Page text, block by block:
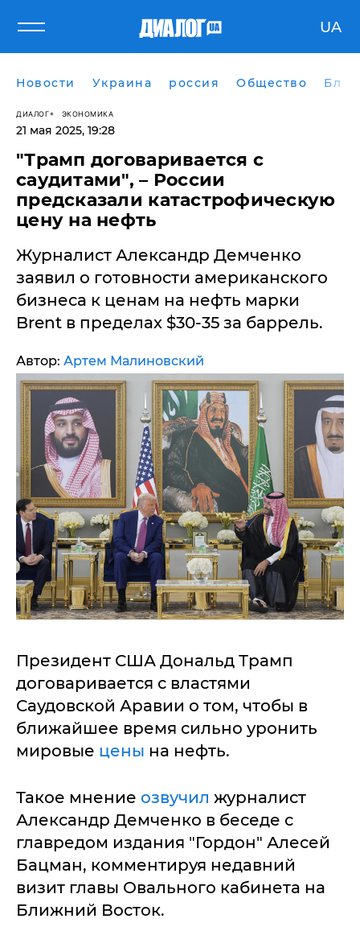
UA
Новости Украина россия Общество
ДИАЛОГ ЭКОНОМИКА
21 мая 2025, 19:28
"Трамп договаривается с
саудитами", – России
предсказали катастрофическую
цену на нефть
Журналист Александр Демченко
заявил о готовности американского
бизнеса к ценам на нефть марки
Brent в пределах $30-35 за баррель.
Автор: Артем Малиновский
Президент США Дональд Трамп
договаривается с властями
Саудовской Аравии о том, чтобы в
ближайшее время сильно уронить
мировые цены на нефть.
Такое мнение озвучил журналист
Александр Демченко в беседе с
главредом издания "Гордон" Алесей
Бацман, комментируя недавний
визит главы Овального кабинета на
Ближний Восток.